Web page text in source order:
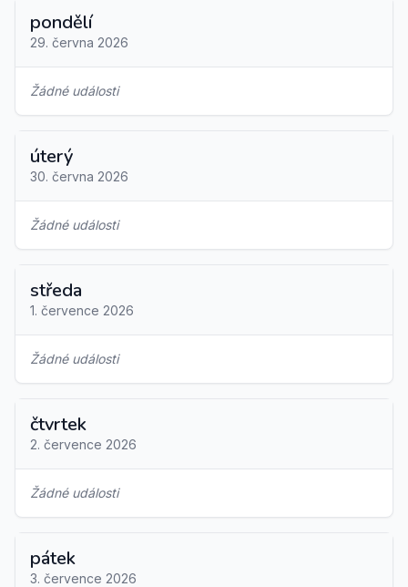
pondělí
29. června 2026
Žádné události
úterý
30. června 2026
Žádné události
středa
1. července 2026
Žádné události
čtvrtek
2. července 2026
Žádné události
pátek
3. července 2026